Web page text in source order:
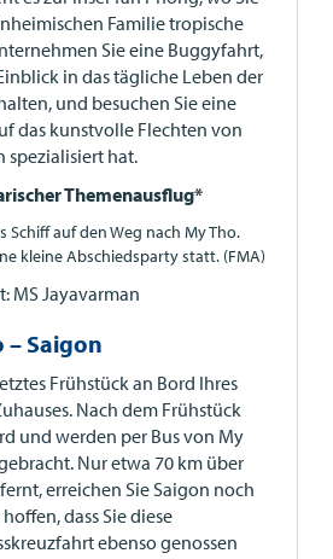
Familie tropische
Sie eine Buggyfahrt,
in das tägliche Leben der
und besuchen Sie eine
das kunstvolle Flechten von
spezialisiert hat.
Themenausflug*
Schiff auf den Weg nach My Tho.
kleine Abschiedsparty statt. (FMA)
MS Jayavarman
– Saigon
Frühstück an Bord Ihres
Nach dem Frühstück
und werden per Bus von My
Nur etwa 70 km über
erreichen Sie Saigon noch
dass Sie diese
ebenso genossen